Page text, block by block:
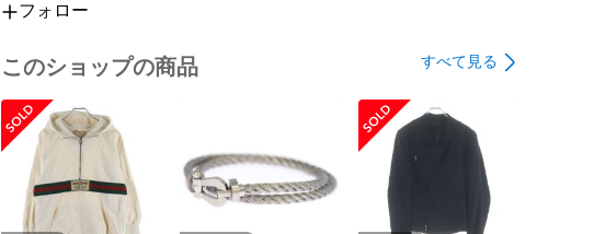
フォロー
このショップの商品 すべて見る